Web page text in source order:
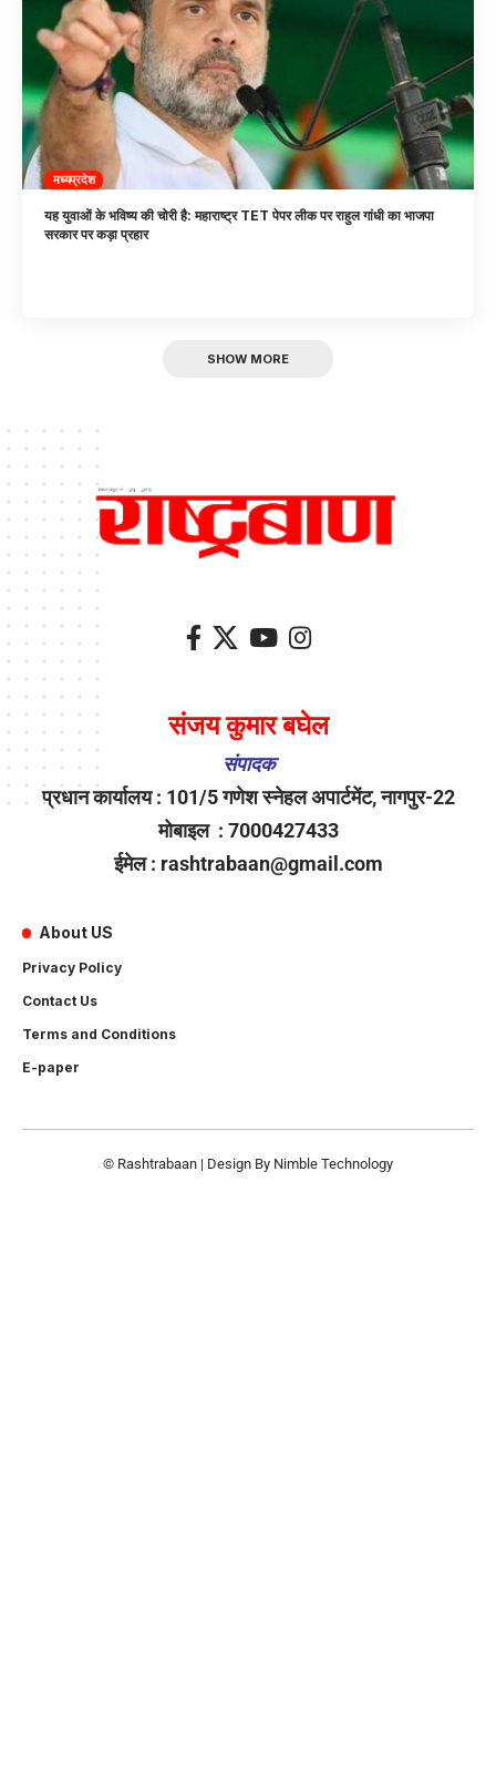
मध्यप्रदेश
यह युवाओं के भविष्य की चोरी है: महाराष्ट्र TET पेपर लीक पर राहुल गांधी का भाजपा
सरकार पर कड़ा प्रहार
SHOW MORE
संजय कुमार बघेल
संपादक
प्रधान कार्यालय : 101/5 गणेश स्नेहल अपार्टमेंट, नागपुर-22
मोबाइल : 7000427433
ईमेल : rashtrabaan@gmail.com
About US
Privacy Policy
Contact Us
Terms and Conditions
E-paper
© Rashtrabaan | Design By Nimble Technology